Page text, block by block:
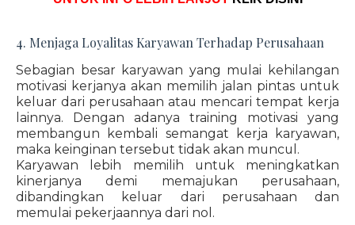
4. Menjaga Loyalitas Karyawan Terhadap Perusahaan
Sebagian besar karyawan yang mulai kehilangan
motivasi kerjanya akan memilih jalan pintas untuk
keluar dari perusahaan atau mencari tempat kerja
lainnya. Dengan adanya training motivasi yang
membangun kembali semangat kerja karyawan,
maka keinginan tersebut tidak akan muncul.
Karyawan lebih memilih untuk meningkatkan
kinerjanya demi memajukan perusahaan,
dibandingkan keluar dari perusahaan dan
memulai pekerjaannya dari nol.